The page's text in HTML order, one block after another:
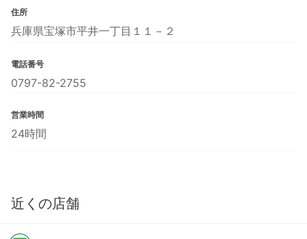
住所
兵庫県宝塚市平井一丁目１１－２
電話番号
0797-82-2755
営業時間
24時間
近くの店舗